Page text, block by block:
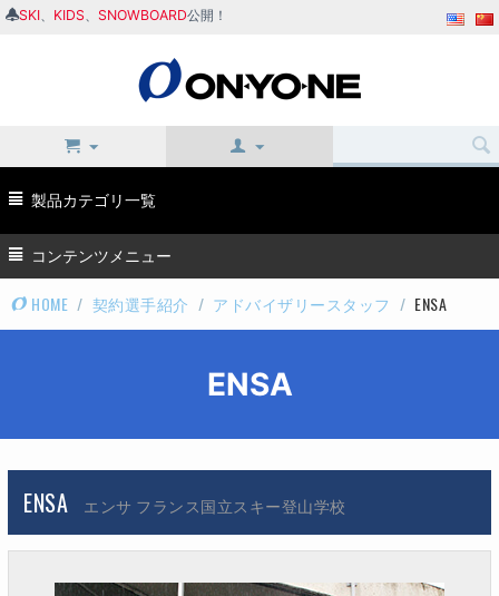
SKI KIDS SNOWBOARD公開！
製品カテゴリ一覧
コンテンツメニュー
HOME / 契約選手紹介 / アドバイザリースタッフ / ENSA
ENSA
ENSA エンサ フランス国立スキー登山学校